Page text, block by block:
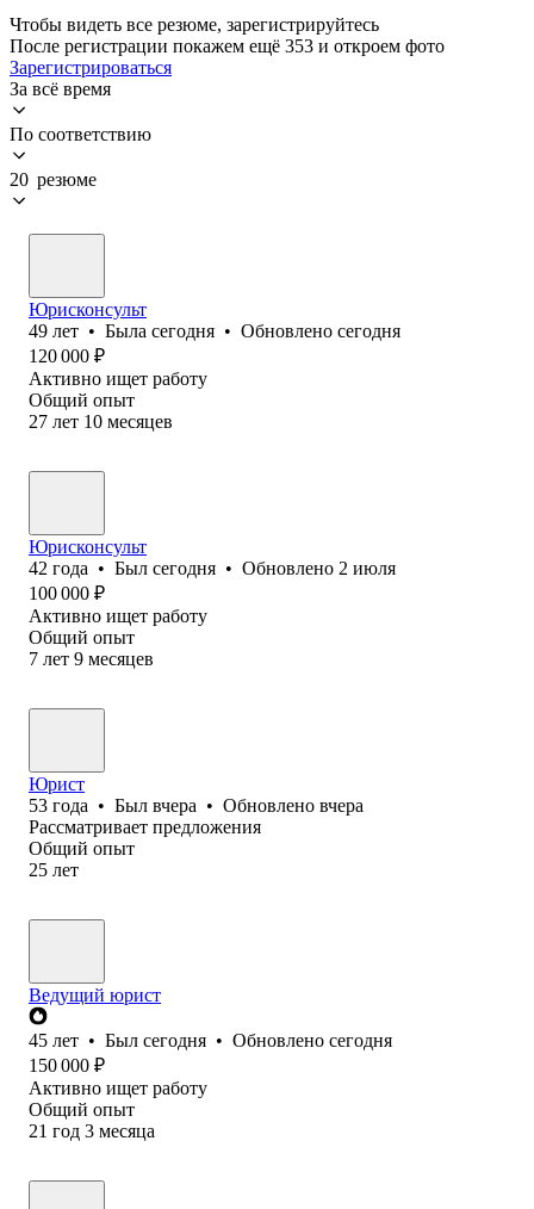
Чтобы видеть все резюме, зарегистрируйтесь
После регистрации покажем ещё 353 и откроем фото
Зарегистрироваться
За всё время
По соответствию
20 резюме
Юрисконсульт
49 лет • Была сегодня • Обновлено сегодня
120 000 ₽
Активно ищет работу
Общий опыт
27 лет 10 месяцев
Юрисконсульт
42 года • Был сегодня • Обновлено 2 июля
100 000 ₽
Активно ищет работу
Общий опыт
7 лет 9 месяцев
Юрист
53 года • Был вчера • Обновлено вчера
Рассматривает предложения
Общий опыт
25 лет
Ведущий юрист
45 лет • Был сегодня • Обновлено сегодня
150 000 ₽
Активно ищет работу
Общий опыт
21 год 3 месяца